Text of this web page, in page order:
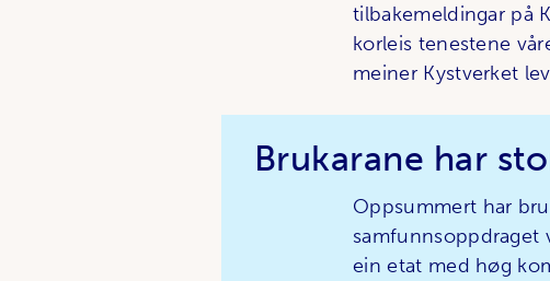
tilbakemeldingar på
korleis tenestene
meiner Kystverket
Brukarane har
Oppsummert har
samfunnsoppdraget
ein etat med høg